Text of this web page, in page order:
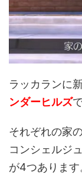
ラッカランに
ンダーヒルズ
それぞれの家
コンシェルジ
が4つありま